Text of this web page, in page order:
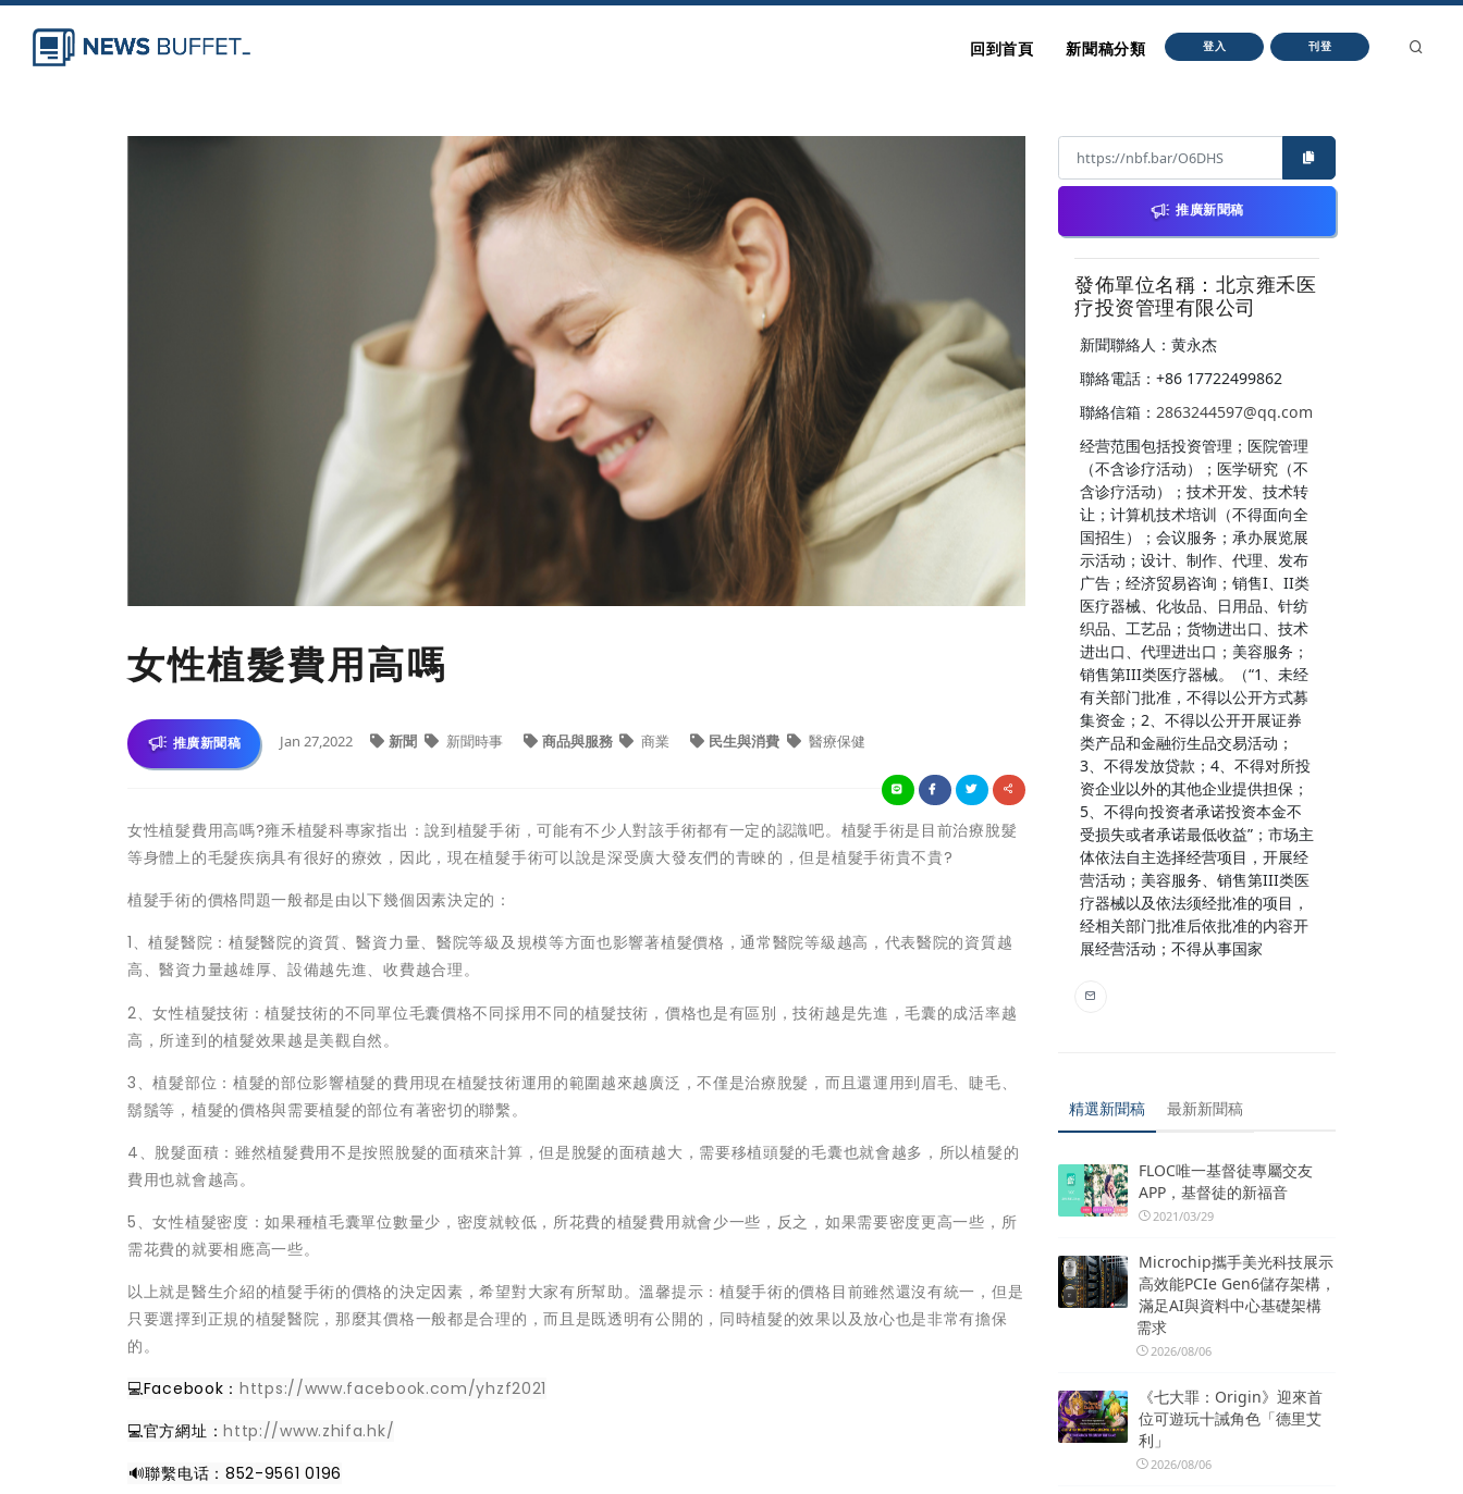
回到首頁 新聞稿分類 登入 刊登
女性植髮費用高嗎
推廣新聞稿 Jan 27,2022 新聞 新聞時事 商品與服務 商業 民生與消費 醫療保健
女性植髮費用高嗎?雍禾植髮科專家指出：說到植髮手術，可能有不少人對該手術都有一定的認識吧。植髮手術是目前治療脫髮
等身體上的毛髮疾病具有很好的療效，因此，現在植髮手術可以說是深受廣大發友們的青睞的，但是植髮手術貴不貴?
植髮手術的價格問題一般都是由以下幾個因素決定的：
1、植髮醫院：植髮醫院的資質、醫資力量、醫院等級及規模等方面也影響著植髮價格，通常醫院等級越高，代表醫院的資質越
高、醫資力量越雄厚、設備越先進、收費越合理。
2、女性植髮技術：植髮技術的不同單位毛囊價格不同採用不同的植髮技術，價格也是有區別，技術越是先進，毛囊的成活率越
高，所達到的植髮效果越是美觀自然。
3、植髮部位：植髮的部位影響植髮的費用現在植髮技術運用的範圍越來越廣泛，不僅是治療脫髮，而且還運用到眉毛、睫毛、
鬍鬚等，植髮的價格與需要植髮的部位有著密切的聯繫。
4、脫髮面積：雖然植髮費用不是按照脫髮的面積來計算，但是脫髮的面積越大，需要移植頭髮的毛囊也就會越多，所以植髮的
費用也就會越高。
5、女性植髮密度：如果種植毛囊單位數量少，密度就較低，所花費的植髮費用就會少一些，反之，如果需要密度更高一些，所
需花費的就要相應高一些。
以上就是醫生介紹的植髮手術的價格的決定因素，希望對大家有所幫助。溫馨提示：植髮手術的價格目前雖然還沒有統一，但是
只要選擇到正規的植髮醫院，那麼其價格一般都是合理的，而且是既透明有公開的，同時植髮的效果以及放心也是非常有擔保
的。
💻Facebook： https://www.facebook.com/yhzf2021
💻官方網址：http://www.zhifa.hk/
️🔊聯繫电话：852-9561 0196
推廣新聞稿
發佈單位名稱：北京雍禾医
疗投资管理有限公司
新聞聯絡人：黄永杰
聯絡電話：+86 17722499862
聯絡信箱： 2863244597@qq.com
经营范围包括投资管理；医院管理
（不含诊疗活动）；医学研究（不
含诊疗活动）；技术开发、技术转
让；计算机技术培训（不得面向全
国招生）；会议服务；承办展览展
示活动；设计、制作、代理、发布
广告；经济贸易咨询；销售I、II类
医疗器械、化妆品、日用品、针纺
织品、工艺品；货物进出口、技术
进出口、代理进出口；美容服务；
销售第III类医疗器械。（“1、未经
有关部门批准，不得以公开方式募
集资金；2、不得以公开开展证券
类产品和金融衍生品交易活动；
3、不得发放贷款；4、不得对所投
资企业以外的其他企业提供担保；
5、不得向投资者承诺投资本金不
受损失或者承诺最低收益”；市场主
体依法自主选择经营项目，开展经
营活动；美容服务、销售第III类医
疗器械以及依法须经批准的项目，
经相关部门批准后依批准的内容开
展经营活动；不得从事国家
精選新聞稿 最新新聞稿
FLOC唯一基督徒專屬交友
APP，基督徒的新福音
2021/03/29
Microchip攜手美光科技展示
高效能PCIe Gen6儲存架構，
滿足AI與資料中心基礎架構
需求
2026/08/06
《七大罪：Origin》迎來首
位可遊玩十誡角色「德里艾
利」
2026/08/06